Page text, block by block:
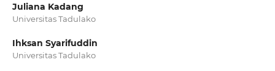
Juliana Kadang
Universitas Tadulako
Ihksan Syarifuddin
Universitas Tadulako